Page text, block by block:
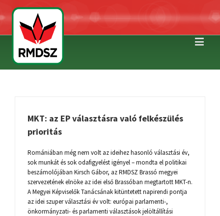
MKT: az EP választásra való felkészülés
prioritás
Romániában még nem volt az ideihez hasonló választási év,
sok munkát és sok odafigyelést igényel – mondta el politikai
beszámolójában Kirsch Gábor, az RMDSZ Brassó megyei
szervezetének elnöke az idei első Brassóban megtartott MKT-n.
A Megyei Képviselők Tanácsának kitüntetett napirendi pontja
az idei szuper választási év volt: európai parlamenti-,
önkormányzati- és parlamenti választások jelöltállítási